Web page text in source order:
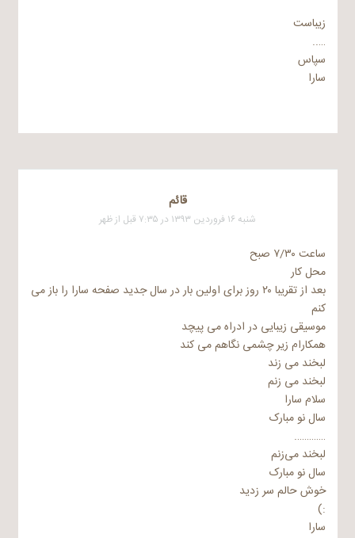
زیباست
…..
سپاس
سارا
قائم
شنبه ۱۶ فروردین ۱۳۹۳ در ۷:۳۵ قبل از ظهر
ساعت ۷/۳۰ صبح
محل کار
بعد از تقریبا ۲۰ روز برای اولین بار در سال جدید صفحه سارا را باز می
کنم
موسیقی زیبایی در ادراه می پیچد
همکارام زیر چشمی نگاهم می کند
لبخند می زند
لبخند می زنم
سلام سارا
سال نو مبارک
………….
لبخند می‌زنم
سال نو مبارک
خوش حالم سر زدید
:)
سارا